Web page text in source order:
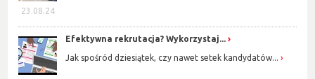
23.08.24
Efektywna rekrutacja? Wykorzystaj...
Jak spośród dziesiątek, czy nawet setek kandydatów...